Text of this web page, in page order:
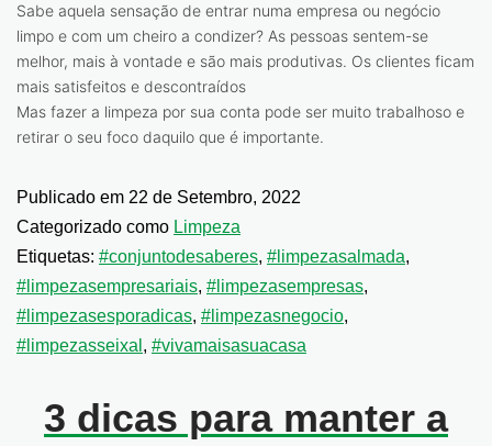
Sabe aquela sensação de entrar numa empresa ou negócio
limpo e com um cheiro a condizer? As pessoas sentem-se
melhor, mais à vontade e são mais produtivas. Os clientes ficam
mais satisfeitos e descontraídos
Mas fazer a limpeza por sua conta pode ser muito trabalhoso e
retirar o seu foco daquilo que é importante.
Publicado em 22 de Setembro, 2022
Categorizado como Limpeza
Etiquetas: #conjuntodesaberes, #limpezasalmada,
#limpezasempresariais, #limpezasempresas,
#limpezasesporadicas, #limpezasnegocio,
#limpezasseixal , #vivamaisasuacasa
3 dicas para manter a